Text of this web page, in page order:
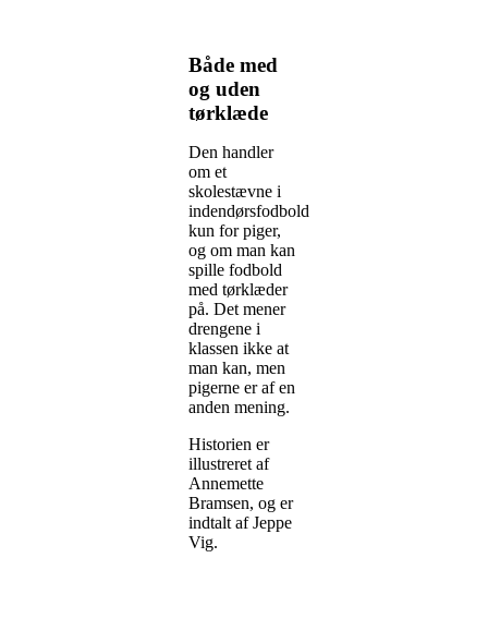
Både med
og uden
tørklæde
Den handler
om et
skolestævne i
indendørsfodbold
kun for piger,
og om man kan
spille fodbold
med tørklæder
på. Det mener
drengene i
klassen ikke at
man kan, men
pigerne er af en
anden mening.
Historien er
illustreret af
Annemette
Bramsen, og er
indtalt af Jeppe
Vig.